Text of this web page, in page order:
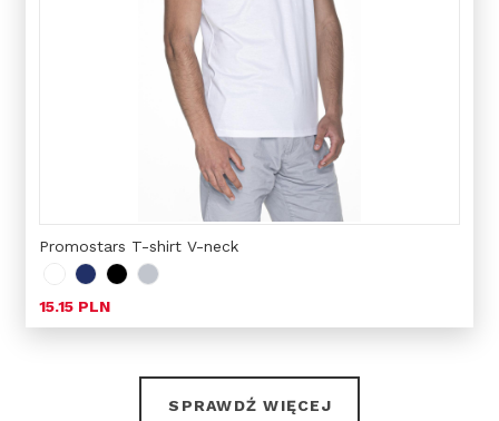
Promostars T-shirt V-neck
15.15 PLN
SPRAWDŹ WIĘCEJ